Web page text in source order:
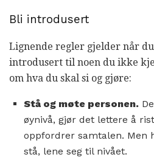
Bli introdusert
Lignende regler gjelder når
introdusert til noen du ikke
om hva du skal si og gjøre:
Stå og møte personen.
øynivå, gjør det lettere å
oppfordrer samtalen. Men
stå, lene seg til nivået.